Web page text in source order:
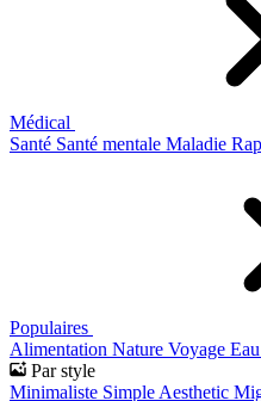
Médical
Santé Santé mentale Maladie
Populaires
Alimentation Nature Voyage Eau
Par style
Minimaliste Simple Aesthetic